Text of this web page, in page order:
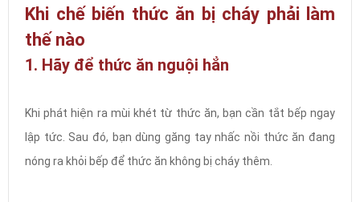
Khi chế biến thức ăn bị cháy phải làm
thế nào
1. Hãy để thức ăn nguội hẳn
Khi phát hiện ra mùi khét từ thức ăn, bạn cần tắt bếp ngay
lập tức. Sau đó, bạn dùng găng tay nhấc nồi thức ăn đang
nóng ra khỏi bếp để thức ăn không bị cháy thêm.